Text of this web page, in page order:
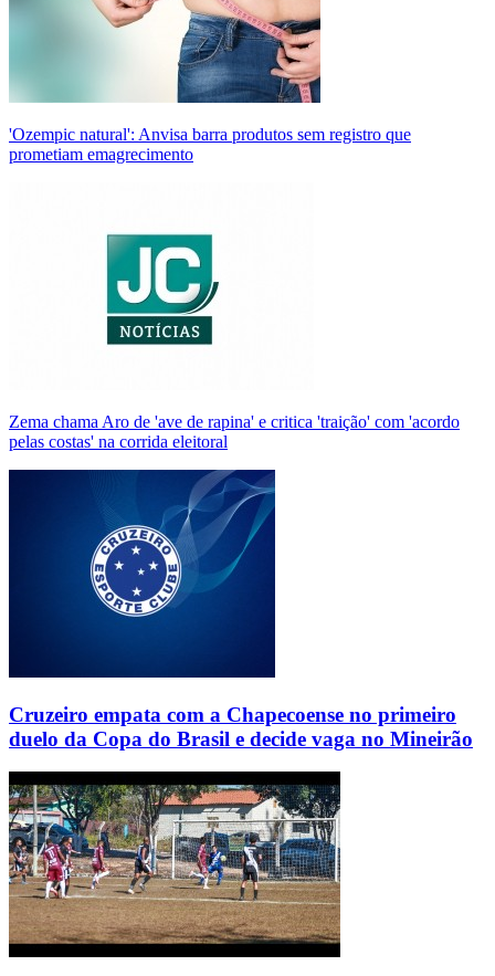
'Ozempic natural': Anvisa barra produtos sem registro que
prometiam emagrecimento
Zema chama Aro de 'ave de rapina' e critica 'traição' com 'acordo
pelas costas' na corrida eleitoral
Cruzeiro empata com a Chapecoense no primeiro
duelo da Copa do Brasil e decide vaga no Mineirão